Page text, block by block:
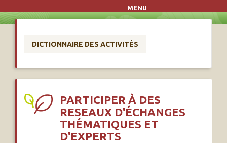
MENU
DICTIONNAIRE DES ACTIVITÉS
PARTICIPER À DES
RESEAUX D'ÉCHANGES
THÉMATIQUES ET
D'EXPERTS